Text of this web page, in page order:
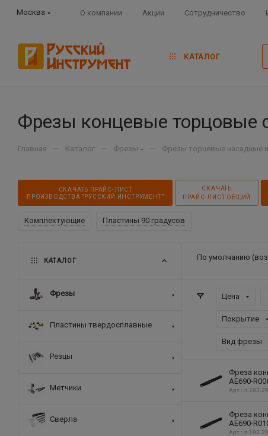
Москва О компании Акции Сотрудничество
КАТАЛОГ
Фрезы концевые торцовые
Главная Каталог Фрезы Фрезы торцевые насадные
СКАЧАТЬ ПРАЙС-ЛИСТ
ПРОИЗВОДСТВА "РУССКИЙ ИНСТРУМЕНТ"
СКАЧАТЬ
ПРАЙС-ЛИСТ ОБЩИЙ
Комплектующие Пластины 90 градусов
По умолчанию
Цена
Покрытие
Вид фрезы
Фреза
AE690-
Арт.:
Фреза
AE690-
Арт.:
КАТАЛОГ
Фрезы
Пластины твердосплавные
Резцы
Метчики
Сверла